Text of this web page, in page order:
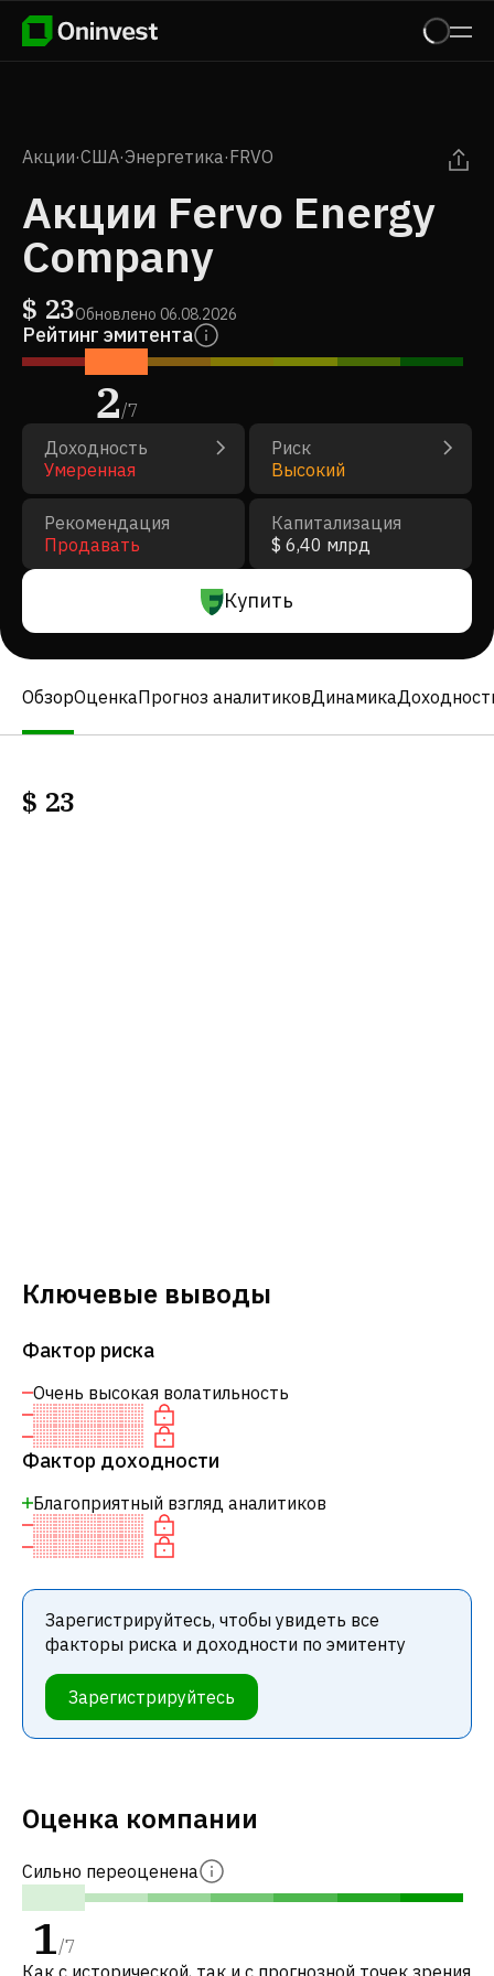
Акции·США·Энергетика·FRVO
Акции Fervo Energy
Company
$ 23Обновлено 06.08.2026
Рейтинг эмитента
2/7
Доходность
Умеренная
Риск
Высокий
Рекомендация
Продавать
Капитализация
$ 6,40 млрд
Купить
ОбзорОценкаПрогноз аналитиковДинамика
$ 23
Ключевые выводы
Фактор риска
Очень высокая волатильность
Фактор доходности
Благоприятный взгляд аналитиков
Зарегистрируйтесь, чтобы увидеть все
факторы риска и доходности по эмитенту
Зарегистрируйтесь
Оценка компании
Сильно переоценена
1/7
Как с исторической, так и с прогнозной точек зрения